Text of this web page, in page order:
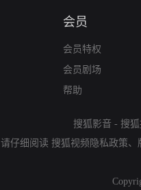
会员
会员特权
会员剧场
帮助
搜狐影音 - 搜
请仔细阅读 搜狐视频隐私政策、